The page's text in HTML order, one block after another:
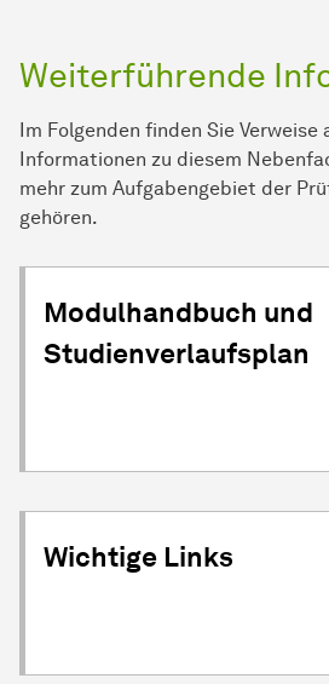
Weiterführende
Im Folgenden finden Sie
Informationen zu diesem
mehr zum Aufgabengebiet der
gehören.
Modulhandbuch und
Studienverlaufsplan
Wichtige Links